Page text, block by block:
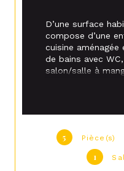
5 Pièce(s)
1
D’une surface
compose d’une
cuisine aménagée
de bains avec
salon/salle à
À l’étage, un
et une salle de
à la maison, un